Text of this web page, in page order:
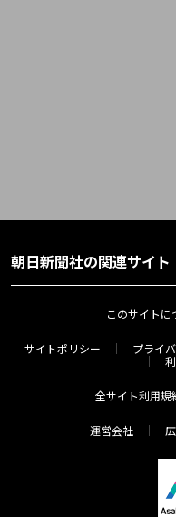
朝日新聞社の関連サイト
このサイトに
サイトポリシー プライ
全サイト利用規
運営会社